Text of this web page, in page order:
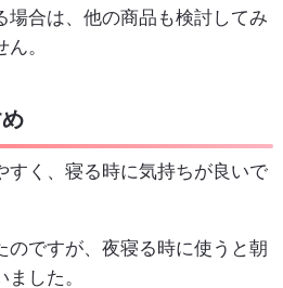
場合は、他の商品も検討してみ
。
すく、寝る時に気持ちが良いで
のですが、夜寝る時に使うと朝
した。